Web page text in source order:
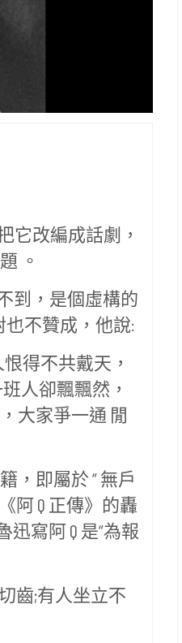
它改編成話劇，
。
到，是個虛構的
也不贊成，他說:
得不共戴天，
人卻飄飄然，
大家爭一通 閒
，即屬於 “ 無戶
阿 Q 正傳》的轟
寫阿 Q 是“為報
齒;有人坐立不